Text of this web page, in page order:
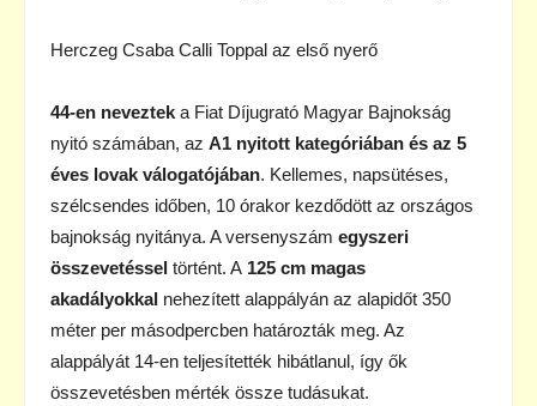
Herczeg Csaba Calli Toppal az első nyerő
44-en neveztek a Fiat Díjugrató Magyar Bajnokság
nyitó számában, az A1 nyitott kategóriában és az 5
éves lovak válogatójában. Kellemes, napsütéses,
szélcsendes időben, 10 órakor kezdődött az országos
bajnokság nyitánya. A versenyszám egyszeri
összevetéssel történt. A 125 cm magas
akadályokkal nehezített alappályán az alapidőt 350
méter per másodpercben határozták meg. Az
alappályát 14-en teljesítették hibátlanul, így ők
összevetésben mérték össze tudásukat.